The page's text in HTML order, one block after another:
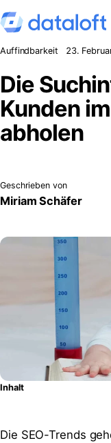
Zum Inhalt springen
Auffindbarkeit 23.
Die
Kunden
abholen
Geschrieben von
Miriam Schäfer
Inhalt
Die SEO-Trends